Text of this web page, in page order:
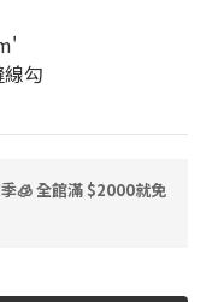
勾
🧊 全館滿 $2000就免